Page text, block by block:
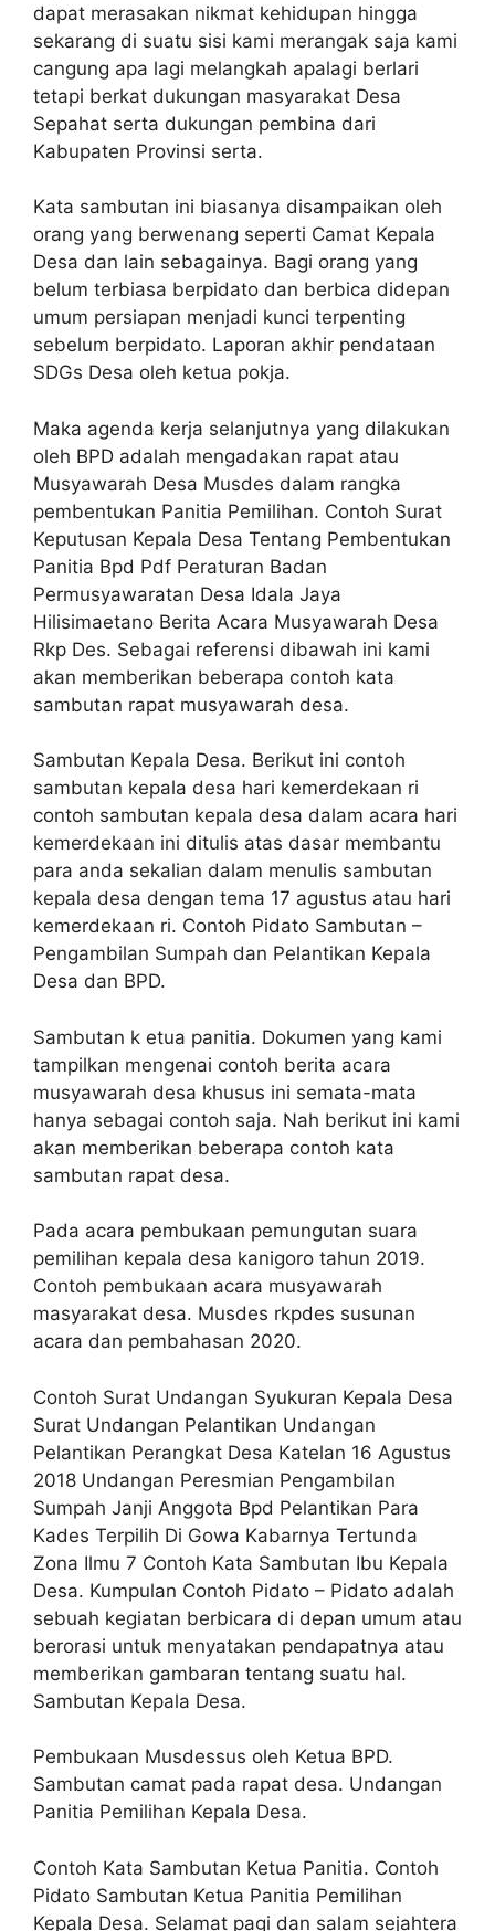
dapat merasakan nikmat kehidupan hingga
sekarang di suatu sisi kami merangak saja kami
cangung apa lagi melangkah apalagi berlari
tetapi berkat dukungan masyarakat Desa
Sepahat serta dukungan pembina dari
Kabupaten Provinsi serta.
Kata sambutan ini biasanya disampaikan oleh
orang yang berwenang seperti Camat Kepala
Desa dan lain sebagainya. Bagi orang yang
belum terbiasa berpidato dan berbica didepan
umum persiapan menjadi kunci terpenting
sebelum berpidato. Laporan akhir pendataan
SDGs Desa oleh ketua pokja.
Maka agenda kerja selanjutnya yang dilakukan
oleh BPD adalah mengadakan rapat atau
Musyawarah Desa Musdes dalam rangka
pembentukan Panitia Pemilihan. Contoh Surat
Keputusan Kepala Desa Tentang Pembentukan
Panitia Bpd Pdf Peraturan Badan
Permusyawaratan Desa Idala Jaya
Hilisimaetano Berita Acara Musyawarah Desa
Rkp Des. Sebagai referensi dibawah ini kami
akan memberikan beberapa contoh kata
sambutan rapat musyawarah desa.
Sambutan Kepala Desa. Berikut ini contoh
sambutan kepala desa hari kemerdekaan ri
contoh sambutan kepala desa dalam acara hari
kemerdekaan ini ditulis atas dasar membantu
para anda sekalian dalam menulis sambutan
kepala desa dengan tema 17 agustus atau hari
kemerdekaan ri. Contoh Pidato Sambutan –
Pengambilan Sumpah dan Pelantikan Kepala
Desa dan BPD.
Sambutan k etua panitia. Dokumen yang kami
tampilkan mengenai contoh berita acara
musyawarah desa khusus ini semata-mata
hanya sebagai contoh saja. Nah berikut ini kami
akan memberikan beberapa contoh kata
sambutan rapat desa.
Pada acara pembukaan pemungutan suara
pemilihan kepala desa kanigoro tahun 2019.
Contoh pembukaan acara musyawarah
masyarakat desa. Musdes rkpdes susunan
acara dan pembahasan 2020.
Contoh Surat Undangan Syukuran Kepala Desa
Surat Undangan Pelantikan Undangan
Pelantikan Perangkat Desa Katelan 16 Agustus
2018 Undangan Peresmian Pengambilan
Sumpah Janji Anggota Bpd Pelantikan Para
Kades Terpilih Di Gowa Kabarnya Tertunda
Zona Ilmu 7 Contoh Kata Sambutan Ibu Kepala
Desa. Kumpulan Contoh Pidato – Pidato adalah
sebuah kegiatan berbicara di depan umum atau
berorasi untuk menyatakan pendapatnya atau
memberikan gambaran tentang suatu hal.
Sambutan Kepala Desa.
Pembukaan Musdessus oleh Ketua BPD.
Sambutan camat pada rapat desa. Undangan
Panitia Pemilihan Kepala Desa.
Contoh Kata Sambutan Ketua Panitia. Contoh
Pidato Sambutan Ketua Panitia Pemilihan
Kepala Desa. Selamat pagi dan salam sejahtera